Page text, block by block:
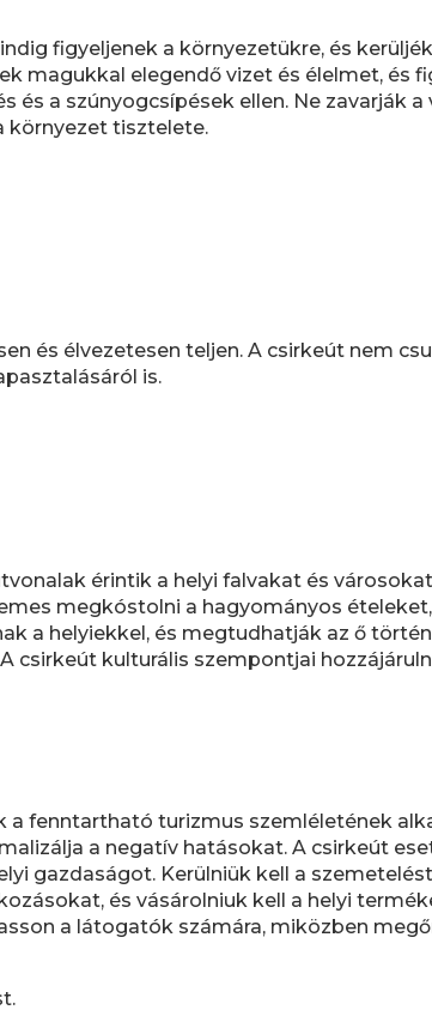
figyeljenek a környezetükre, és
magukkal elegendő vizet és élelmet, és
a szúnyogcsípések ellen. Ne zavarják
környezet tisztelete.
és élvezetesen teljen. A csirkeút nem
is.
érintik a helyi falvakat és
megkóstolni a hagyományos
a helyiekkel, és megtudhatják az ő
csirkeút kulturális szempontjai
fenntartható turizmus szemléletének
a negatív hatásokat. A csirkeút
gazdaságot. Kerülniük kell a
és vásárolniuk kell a helyi
a látogatók számára, miközben